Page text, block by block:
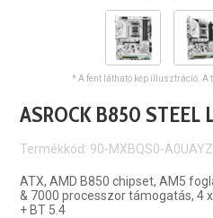
* A fent látható kép illusztráció. A
ASROCK B850 STEEL
Termékkód: 90-MXBQS0-A0UAYZ
ATX, AMD B850 chipset, AM5
& 7000 processzor támogatás, 4
+ BT 5.4